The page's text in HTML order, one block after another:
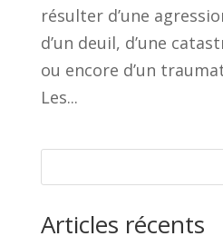
résulter d’une
d’un deuil, d’une
ou encore d’un
Les...
Articles récents